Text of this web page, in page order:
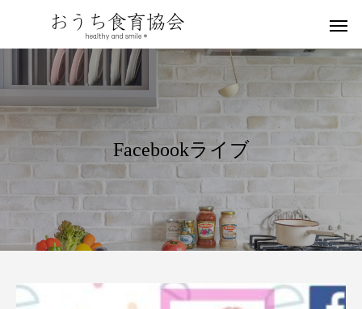
Facebookライブ